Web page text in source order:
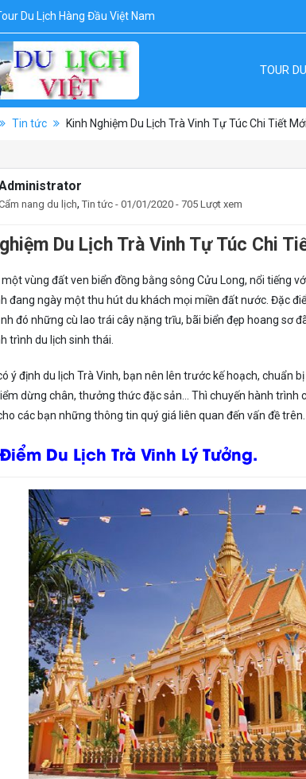
Du Lịch Hàng Đầu Việt Nam
TOUR
Tin tức Kinh Nghiệm Du Lịch Trà Vinh Tự Túc Chi Tiết
nang du lịch, Tin tức - 01/01/2020 - 705 Lượt xem
Du Lịch Trà Vinh Tự Túc Chi
vùng đất ven biển đồng bằng sông Cửu Long, nổi tiếng
đang ngày một thu hút du khách mọi miền đất nước. Đặc
đó những cù lao trái cây nặng trĩu, bãi biển đẹp hoang sơ
trình du lịch sinh thái.
ý định du lịch Trà Vinh, bạn nên lên trước kế hoạch, chuẩn
dừng chân, thưởng thức đặc sản… Thì chuyến hành trình
các bạn những thông tin quý giá liên quan đến vấn đề trên.
Du Lịch Trà Vinh Lý Tưởng.